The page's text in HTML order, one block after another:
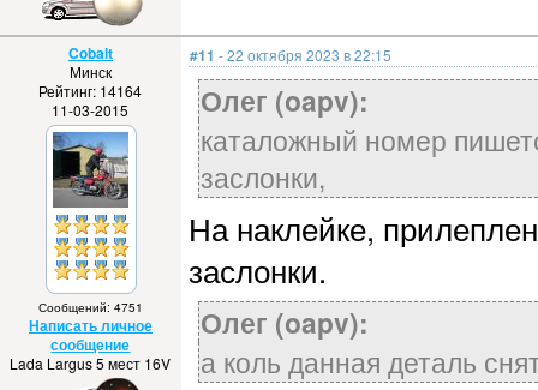
Cobalt
Минск
Рейтинг: 14164
11-03-2015
Сообщений: 4751
Написать личное
сообщение
Lada Largus 5 мест 16V
#11 - 22 октября 2023 в 22:15
Олег (oapv):
каталожный номер
заслонки,
На наклейке,
заслонки.
Олег (oapv):
а коль данная деталь